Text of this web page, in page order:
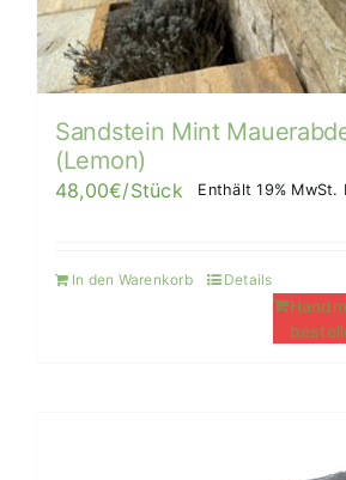
Sandstein Mint
(Lemon)
48,00€/Stück Enthält 19% MwSt.
In den Warenkorb Details